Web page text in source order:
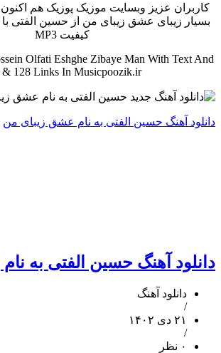
کاربران عزیز وبسایت موزیک پوزیک هم اکنون
بسیار زیبای عشق زیبای من از حسین الفتی
کیفیت MP3
Olfati Eshghe Zibaye Man With Text And
& 128 Links In Musicpoozik.ir
دانلود آهنگ حسین الفتی به نام عشق زیبای من
دانلود آهنگ حسین الفتی به نام
دانلود آهنگ
/
۲۱ دی ۱۴۰۲
/
۰ نظر